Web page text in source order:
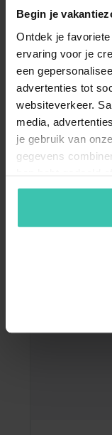
Begin je
Ontdek je
ervaring voor je
een
advertenties tot
websiteverkeer.
media,
je gebruik van
gegevens
hen hebt gedeeld
van je gebruik van
jouw